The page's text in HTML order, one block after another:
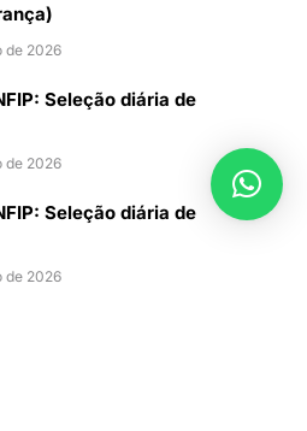
de 2026
Seleção diária de
de 2026
Seleção diária de
de 2026